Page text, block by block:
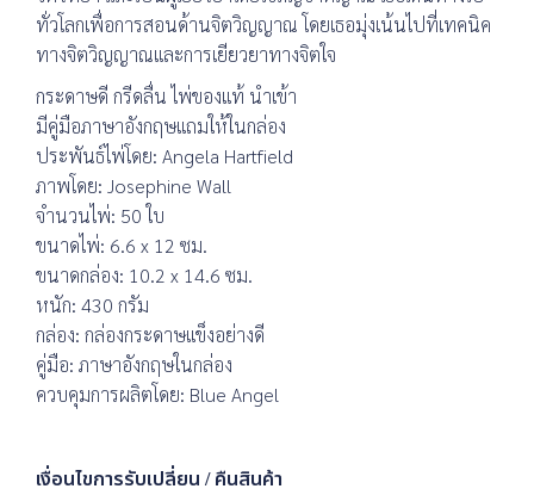
ทั่วโลกเพื่อการสอนด้านจิตวิญญาณ โดยเธอมุ่งเน้นไปที่เทคนิค
ทางจิตวิญญาณและการเยียวยาทางจิตใจ
กระดาษดี กรีดลื่น ไพ่ของแท้ นำเข้า
มีคู่มือภาษาอังกฤษแถมให้ในกล่อง
ประพันธ์ไพ่โดย: Angela Hartfield
ภาพโดย: Josephine Wall
จำนวนไพ่: 50 ใบ
ขนาดไพ่: 6.6 x 12 ซม.
ขนาดกล่อง: 10.2 x 14.6 ซม.
หนัก: 430 กรัม
กล่อง: กล่องกระดาษแข็งอย่างดี
คู่มือ: ภาษาอังกฤษในกล่อง
ควบคุมการผลิตโดย: Blue Angel
เงื่อนไขการรับเปลี่ยน / คืนสินค้า